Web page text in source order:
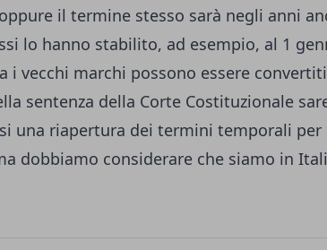
il termine stesso sarà negli anni
lo hanno stabilito, ad esempio, al 1
i vecchi marchi possono essere convertiti
sentenza della Corte Costituzionale
una riapertura dei termini temporali per
dobbiamo considerare che siamo in